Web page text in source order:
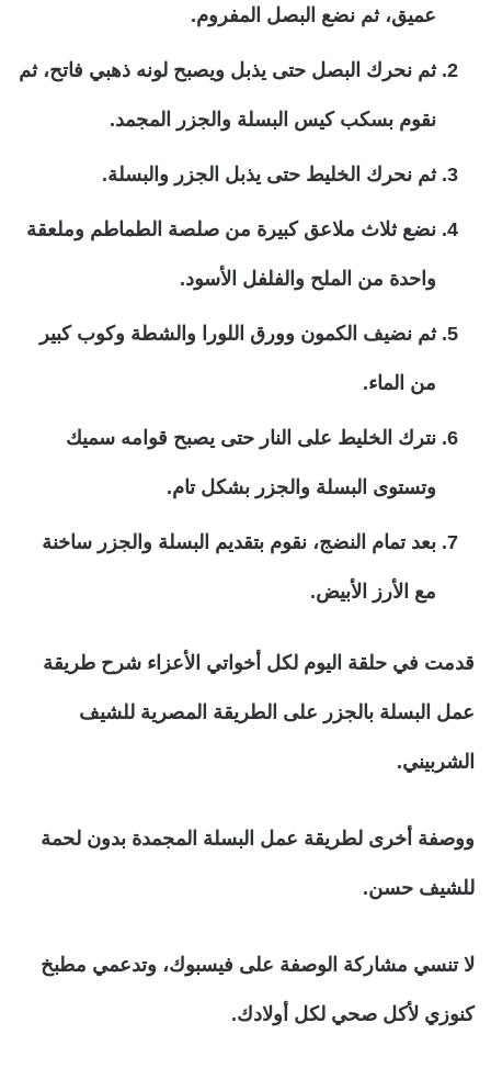
عميق، ثم نضع البصل المفروم.
ثم نحرك البصل حتى يذبل ويصبح لونه ذهبي فاتح، ثم
نقوم بسكب كيس البسلة والجزر المجمد.
ثم نحرك الخليط حتى يذبل الجزر والبسلة.
نضع ثلاث ملاعق كبيرة من صلصة الطماطم وملعقة
واحدة من الملح والفلفل الأسود.
ثم نضيف الكمون وورق اللورا والشطة وكوب كبير
من الماء.
نترك الخليط على النار حتى يصبح قوامه سميك
وتستوى البسلة والجزر بشكل تام.
بعد تمام النضج، نقوم بتقديم البسلة والجزر ساخنة
مع الأرز الأبيض.
قدمت في حلقة اليوم لكل أخواتي الأعزاء شرح طريقة
عمل البسلة بالجزر على الطريقة المصرية للشيف
الشربيني.
ووصفة أخرى لطريقة عمل البسلة المجمدة بدون لحمة
للشيف حسن.
لا تنسي مشاركة الوصفة على فيسبوك، وتدعمي مطبخ
كنوزي لأكل صحي لكل أولادك.